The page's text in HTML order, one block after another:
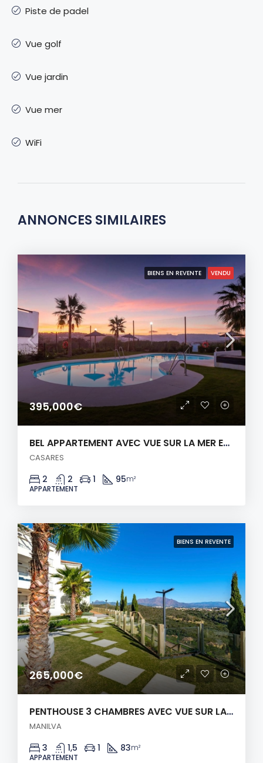
Piste de padel
Vue golf
Vue jardin
Vue mer
WiFi
ANNONCES SIMILAIRES
BIENS EN REVENTE VENDU
395,000€
BEL APPARTEMENT AVEC VUE SUR LA MER ET LE GOLF
CASARES
2 2 1 95m²
APPARTEMENT
BIENS EN REVENTE
265,000€
PENTHOUSE 3 CHAMBRES AVEC VUE SUR LA MER!
MANILVA
3 1,5 1 83m²
APPARTEMENT